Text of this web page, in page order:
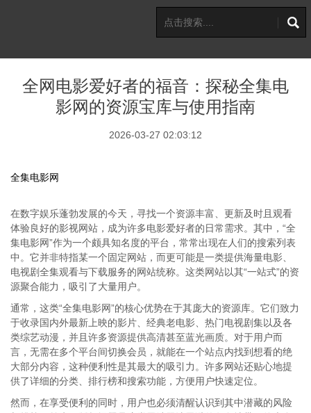
全网电影爱好者的福音：探秘全集电
影网的资源宝库与使用指南
2026-03-27 02:03:12
全集电影网
在数字娱乐蓬勃发展的今天，寻找一个资源丰富、更新及时且观看
体验良好的影视网站，成为许多电影爱好者的日常需求。其中，“全
集电影网”作为一个颇具知名度的平台，常常出现在人们的搜索列表
中。它并非特指某一个固定网站，而更可能是一类提供海量电影、
电视剧全集观看与下载服务的网站统称。这类网站以其“一站式”的资
源聚合能力，吸引了大量用户。
通常，这类“全集电影网”的核心优势在于其庞大的资源库。它们致力
于收录国内外最新上映的影片、经典老电影、热门电视剧集以及各
类综艺动漫，并且许多资源提供高清甚至蓝光画质。对于用户而
言，无需在多个平台间切换会员，就能在一个站点内找到想看的绝
大部分内容，这种便利性是其最大的吸引力。许多网站还贴心地提
供了详细的分类、排行榜和搜索功能，方便用户快速定位。
然而，在享受便利的同时，用户也必须清醒认识到其中潜藏的风险